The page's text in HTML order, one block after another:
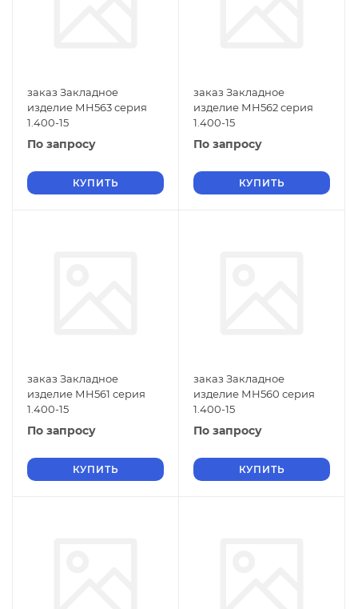
заказ Закладное
изделие МН563 серия
1.400-15
По запросу
КУПИТЬ
заказ Закладное
изделие МН562 серия
1.400-15
По запросу
КУПИТЬ
заказ Закладное
изделие МН561 серия
1.400-15
По запросу
КУПИТЬ
заказ Закладное
изделие МН560 серия
1.400-15
По запросу
КУПИТЬ